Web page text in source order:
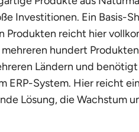
Investitionen. Ein Basis-
reicht hier
hundert
Ländern und
ERP-System. Hier reicht
Lösung, die Wachstum